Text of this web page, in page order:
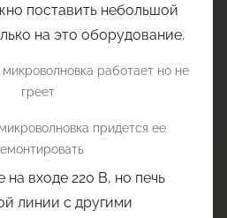
поставить небольшой
на это оборудование.
придется ее
на входе 220 В, но печь
линии с другими